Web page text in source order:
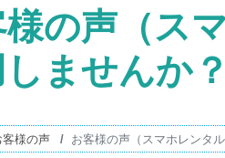
様の声（ス
ませんか？
客様の声 お客様の声（スマホレンタ